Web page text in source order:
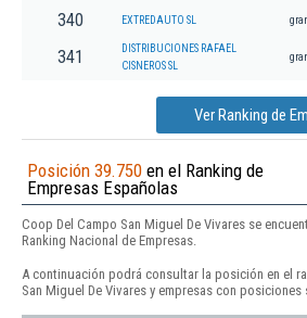
340 EXTREDAUTO SL
341
DISTRIBUCIONES RAFAEL
CISNEROS SL
Ver Ranking de
Posición 39.750 en el Ranking de
Empresas Españolas
Coop Del Campo San Miguel De Vivares se
Ranking Nacional de Empresas.
A continuación podrá consultar la posición en el
San Miguel De Vivares y empresas con posiciones